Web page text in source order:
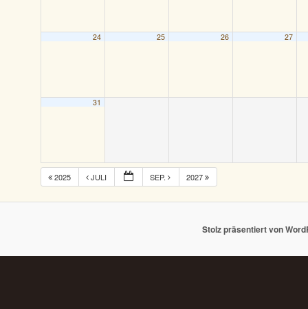
24 25 26 27
31
2025 JULI SEP. 2027
Stolz präsentiert von